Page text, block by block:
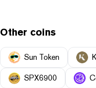
Other coins
Sun Token
SPX6900